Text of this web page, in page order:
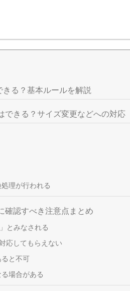
る？基本ルールを解説
できる？サイズ変更などへの対応
理が行われる
確認すべき注意点まとめ
とみなされる
応してもらえない
と不可
場合がある